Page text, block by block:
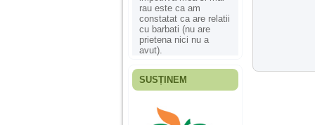
rau este ca am
constatat ca are relatii
cu barbati (nu are
prietena nici nu a
avut).
Fiica mea s-a nascut
ani, privind in urma
realizez cat de multe
SUSȚINEM